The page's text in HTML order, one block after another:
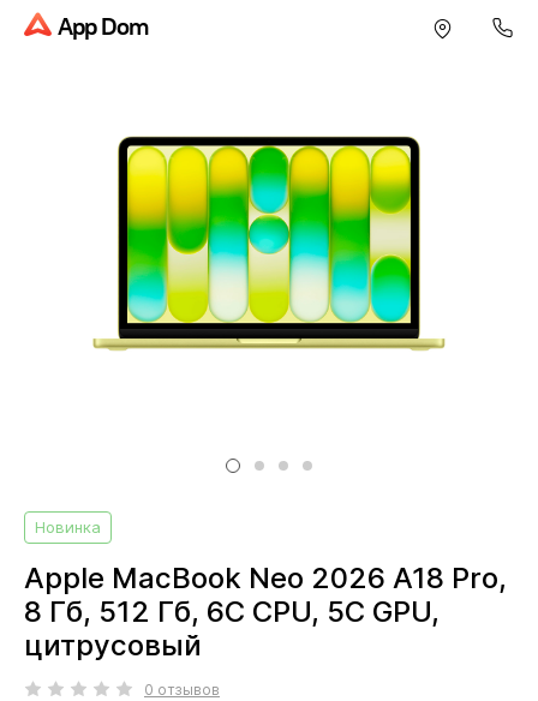
App Dom
Новинка
Apple MacBook Neo 2026 A18 Pro,
8 Гб, 512 Гб, 6C CPU, 5C GPU,
цитрусовый
0 отзывов